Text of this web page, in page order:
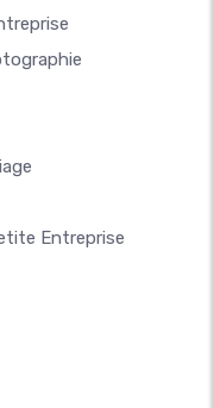
Entreprise